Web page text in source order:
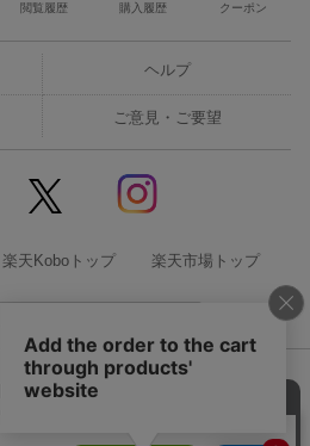
閲覧履歴 購入履歴 クーポン
ヘルプ
ご意見・ご要望
楽天Koboトップ 楽天市場トップ
ージの先頭に戻る
モバイル
方針 特定商取引法に基づく表記